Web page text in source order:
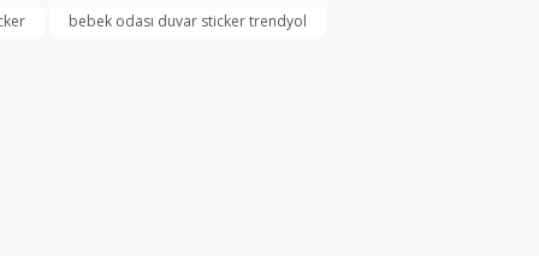
bebek odası duvar sticker trendyol